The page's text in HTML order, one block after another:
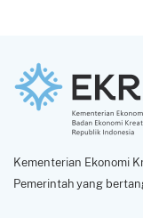
Kementerian Ekonomi
Pemerintah yang